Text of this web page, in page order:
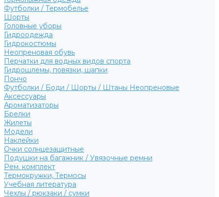
Футболки / Термобелье
Шорты
Головные уборы
Гидроодежда
Гидрокостюмы
Неопреновая обувь
Перчатки для водных видов спорта
Гидрошлемы, повязки, шапки
Пончо
Футболки / Боди / Шорты / Штаны Неопреновые
Аксессуары
Ароматизаторы
Брелки
Жилеты
Модели
Наклейки
Очки солнцезащитные
Подушки на багажник / Увязочные ремни
Рем. комплект
Термокружки, Термосы
Учебная литература
Чехлы / рюкзаки / сумки